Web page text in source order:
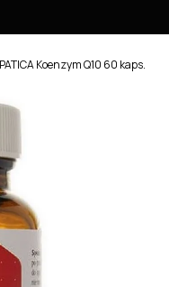
Koenzym Q10 60 kaps.